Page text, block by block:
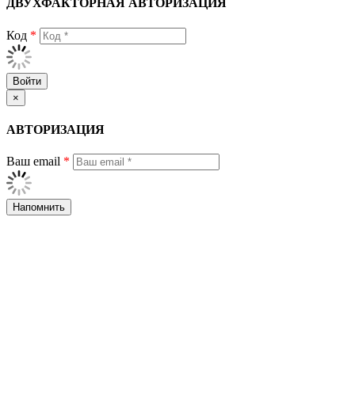
ДВУХФАКТОРНАЯ АВТОРИЗАЦИЯ
Код *
Войти
×
АВТОРИЗАЦИЯ
Ваш email *
Напомнить